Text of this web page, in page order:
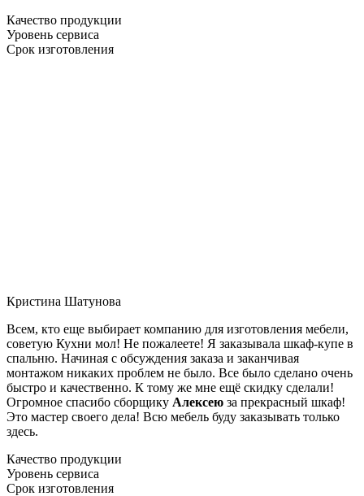
Качество продукции
Уровень сервиса
Срок изготовления
Кристина Шатунова
Всем, кто еще выбирает компанию для изготовления мебели,
советую Кухни мол! Не пожалеете! Я заказывала шкаф-купе в
спальню. Начиная с обсуждения заказа и заканчивая
монтажом никаких проблем не было. Все было сделано очень
быстро и качественно. К тому же мне ещё скидку сделали!
Огромное спасибо сборщику Алексею за прекрасный шкаф!
Это мастер своего дела! Всю мебель буду заказывать только
здесь.
Качество продукции
Уровень сервиса
Срок изготовления